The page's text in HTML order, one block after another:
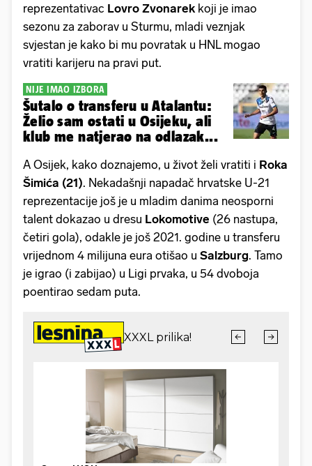
reprezentativac Lovro Zvonarek koji je imao
sezonu za zaborav u Sturmu, mladi veznjak
svjestan je kako bi mu povratak u HNL mogao
vratiti karijeru na pravi put.
NIJE IMAO IZBORA
Šutalo o transferu u Atalantu:
Želio sam ostati u Osijeku, ali
klub me natjerao na odlazak...
A Osijek, kako doznajemo, u život želi vratiti i Roka
Šimića (21). Nekadašnji napadač hrvatske U-21
reprezentacije još je u mladim danima neosporni
talent dokazao u dresu Lokomotive (26 nastupa,
četiri gola), odakle je još 2021. godine u transferu
vrijednom 4 milijuna eura otišao u Salzburg. Tamo
je igrao (i zabijao) u Ligi prvaka, u 54 dvoboja
poentirao sedam puta.